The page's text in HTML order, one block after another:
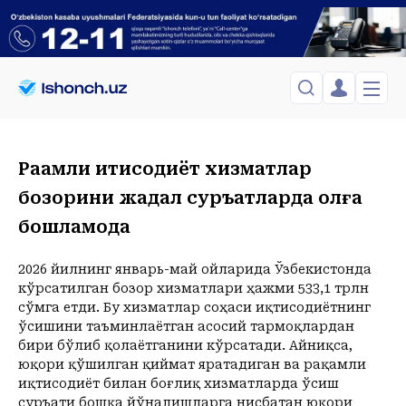
Спорт
Жамият
Иқтисод
ТАҲЛИЛ
ХОРИЖ
Иқтисод
Сиёсат
ЎЗГАЧА РАКУРС
МЕҲНАТ ҲУҚУҚИ
ҲОДИСА
ИНТЕРВЬЮ
Telefon raqamingizni kiritng
Tasdiqlash kodini SMS orqali yuboramiz
Менинг саҳифам
Сақланганлар
Chiqish
Toshkent Shahar
+27 C
Hozir
+27C
23:00
+25
Рақамли иқтисодиёт хизматлар
бозорини жадал суръатларда олға
бошламоқда
2026 йилнинг январь-май ойларида Ўзбекистонда
кўрсатилган бозор хизматлари ҳажми 533,1 трлн
сўмга етди. Бу хизматлар соҳаси иқтисодиётнинг
ўсишини таъминлаётган асосий тармоқлардан
бири бўлиб қолаётганини кўрсатади. Айниқса,
юқори қўшилган қиймат яратадиган ва рақамли
иқтисодиёт билан боғлиқ хизматларда ўсиш
суръати бошқа йўналишларга нисбатан юқори